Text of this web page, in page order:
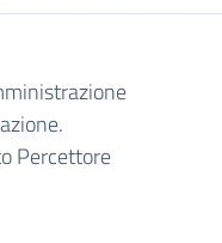
Percettore